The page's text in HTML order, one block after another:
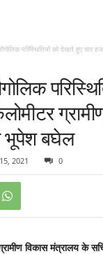
परिस्थितियों को देखते हुए चार
भूपेश बघेल
2021 0
विकास मंत्रालय के